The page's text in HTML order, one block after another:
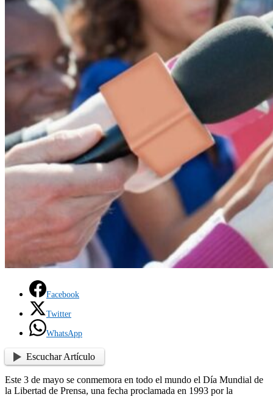
Facebook
Twitter
WhatsApp
Escuchar Artículo
Este 3 de mayo se conmemora en todo el mundo el Día Mundial de
la Libertad de Prensa, una fecha proclamada en 1993 por la